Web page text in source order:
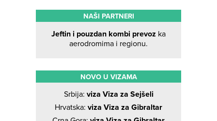
NAŠI PARTNERI
Jeftin i pouzdan kombi prevoz ka
aerodromima i regionu.
NOVO U VIZAMA
Srbija: viza Viza za Sejšeli
Hrvatska: viza Viza za Gibraltar